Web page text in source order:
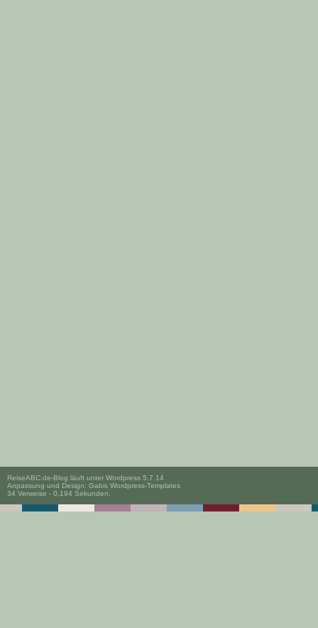
ReiseABC.de-Blog läuft unter Wordpress 5.7.14
Anpassung und Design: Gabis Wordpress-Templates
34 Verweise - 0,194 Sekunden.